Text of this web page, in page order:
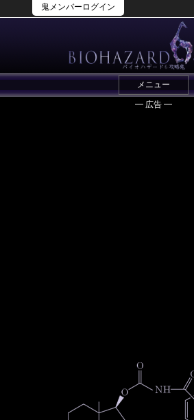
鬼メンバーログイン
メニュー
━ 広告 ━